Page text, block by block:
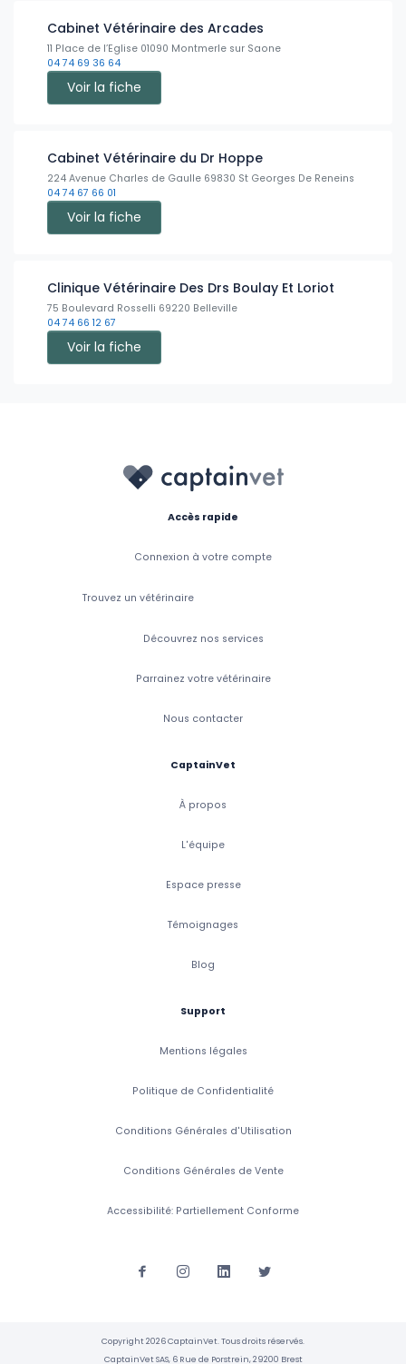
Cabinet Vétérinaire des Arcades
11 Place de l’Eglise 01090 Montmerle sur Saone
04 74 69 36 64
Voir la fiche
Cabinet Vétérinaire du Dr Hoppe
224 Avenue Charles de Gaulle 69830 St Georges De Reneins
04 74 67 66 01
Voir la fiche
Clinique Vétérinaire Des Drs Boulay Et Loriot
75 Boulevard Rosselli 69220 Belleville
04 74 66 12 67
Voir la fiche
Accès rapide
Connexion à votre compte
Trouvez un vétérinaire
Découvrez nos services
Parrainez votre vétérinaire
Nous contacter
CaptainVet
À propos
L'équipe
Espace presse
Témoignages
Blog
Support
Mentions légales
Politique de Confidentialité
Conditions Générales d'Utilisation
Conditions Générales de Vente
Accessibilité: Partiellement Conforme
Copyright 2026 CaptainVet. Tous droits réservés.
CaptainVet SAS, 6 Rue de Porstrein, 29200 Brest